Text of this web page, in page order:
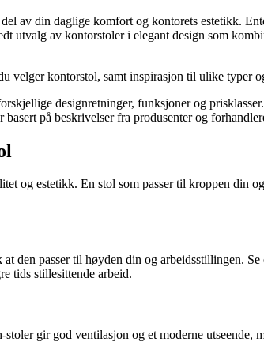
av din daglige komfort og kontorets estetikk.
utvalg av kontorstoler i elegant design som
velger kontorstol, samt inspirasjon til ulike typer
designretninger, funksjoner og
på beskrivelser fra produsenter og
og estetikk. En stol som passer til kroppen din
den passer til høyden din og arbeidsstillingen.
tids stillesittende arbeid.
gir god ventilasjon og et moderne